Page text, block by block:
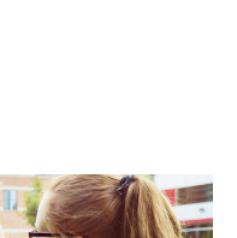
CH (FR)